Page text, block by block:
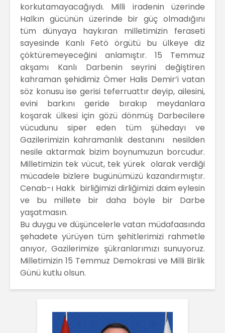
korkutamayacağıydı. Milli iradenin üzerinde
Halkın gücünün üzerinde bir güç olmadığını
tüm dünyaya haykıran milletimizin feraseti
sayesinde Kanlı Fetö örgütü bu ülkeye diz
çöktüremeyeceğini anlamıştır. 15 Temmuz
akşamı Kanlı Darbenin seyrini değiştiren
kahraman şehidimiz Ömer Halis Demir’i vatan
söz konusu ise gerisi teferruattır deyip, ailesini,
evini barkını geride bırakıp meydanlara
koşarak ülkesi için gözü dönmüş Darbecilere
vücudunu siper eden tüm şühedayı ve
Gazilerimizin kahramanlık destanını nesilden
nesile aktarmak bizim boynumuzun borcudur.
Milletimizin tek vücut, tek yürek olarak verdiği
mücadele bizlere bugünümüzü kazandırmıştır.
Cenab-ı Hakk birliğimizi dirliğimizi daim eylesin
ve bu millete bir daha böyle bir Darbe
yaşatmasın.
Bu duygu ve düşüncelerle vatan müdafaasında
şehadete yürüyen tüm şehitlerimizi rahmetle
anıyor, Gazilerimize şükranlarımızı sunuyoruz.
Milletimizin 15 Temmuz Demokrasi ve Milli Birlik
Günü kutlu olsun.